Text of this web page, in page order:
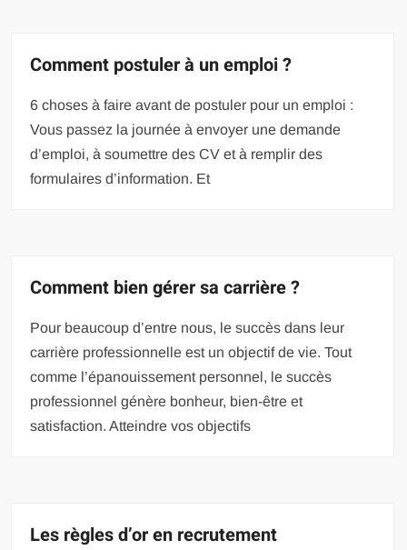
Comment postuler à un emploi ?
6 choses à faire avant de postuler pour un emploi :
Vous passez la journée à envoyer une demande
d’emploi, à soumettre des CV et à remplir des
formulaires d’information. Et
Comment bien gérer sa carrière ?
Pour beaucoup d’entre nous, le succès dans leur
carrière professionnelle est un objectif de vie. Tout
comme l’épanouissement personnel, le succès
professionnel génère bonheur, bien-être et
satisfaction. Atteindre vos objectifs
Les règles d’or en recrutement